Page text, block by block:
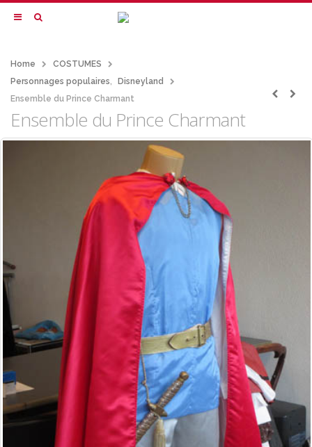
Home
COSTUMES
Personnages populaires,
Disneyland
Ensemble du Prince Charmant
Ensemble du Prince Charmant